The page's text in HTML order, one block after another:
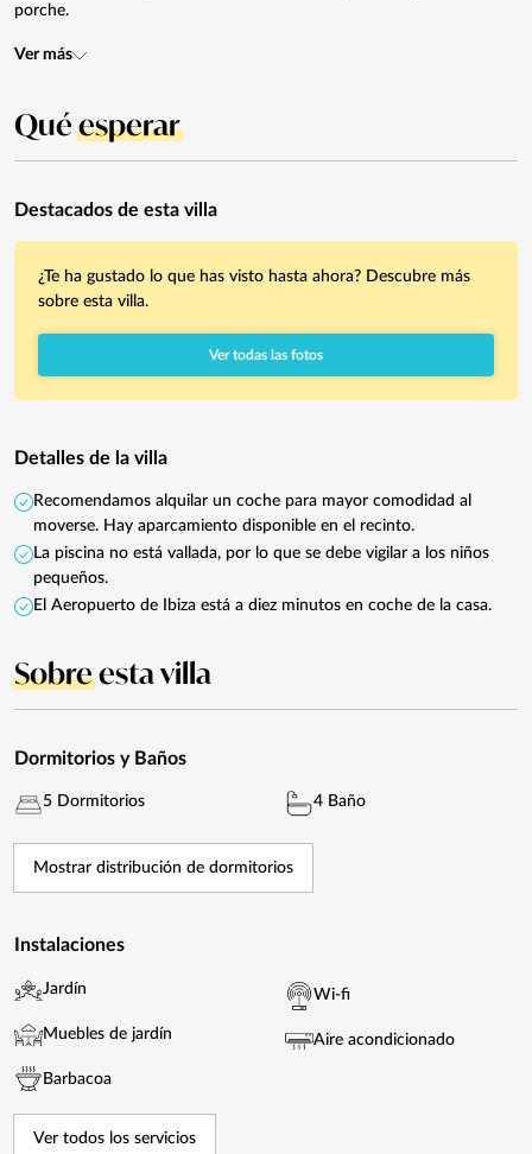
porche.
Ver más
Quéesperar
Destacados de esta villa
¿Te ha gustado lo que has visto hasta ahora? Descubre más
sobre esta villa.
Ver todas las fotos
Detalles de la villa
Recomendamos alquilar un coche para mayor comodidad al
moverse. Hay aparcamiento disponible en el recinto.
La piscina no está vallada, por lo que se debe vigilar a los niños
pequeños.
El Aeropuerto de Ibiza está a diez minutos en coche de la casa.
Sobreesta villa
Dormitorios y Baños
5 Dormitorios 4 Baño
Mostrar distribución de dormitorios
Instalaciones
Jardín
Muebles de jardín
Barbacoa
Wi-fi
Aire acondicionado
Ver todos los servicios